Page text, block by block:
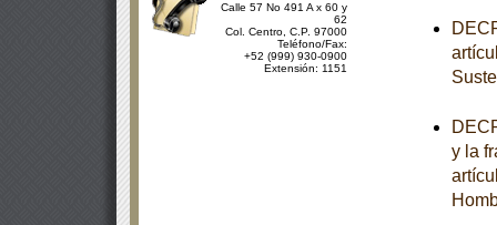
Calle 57 No 491 A x 60 y
62
Col. Centro, C.P. 97000
Teléfono/Fax:
+52 (999) 930-0900
Extensión: 1151
y la